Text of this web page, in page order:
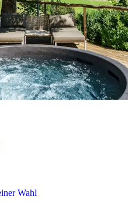
Wahl